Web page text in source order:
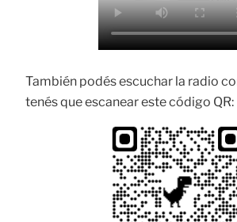
También podés escuchar la radio
tenés que escanear este código QR: